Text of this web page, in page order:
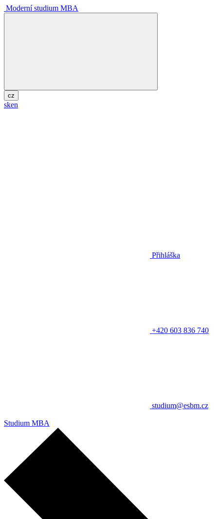
Moderní studium MBA
cz
sken
Přihláška
+420 603 836 740
studium@esbm.cz
Studium MBA